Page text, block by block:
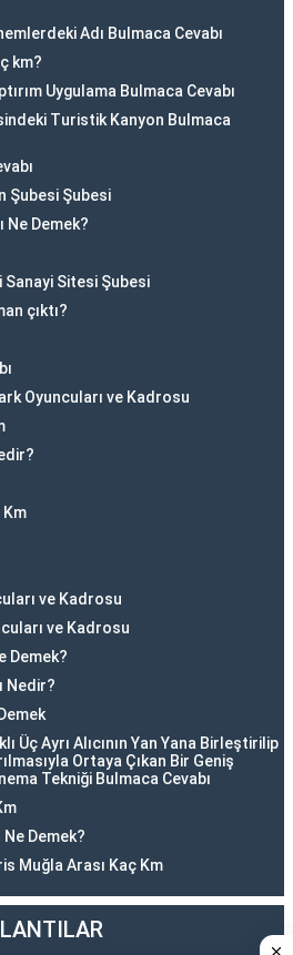
Adı Bulmaca Cevabı
km?
Uygulama Bulmaca Cevabı
Turistik Kanyon Bulmaca
Şubesi Şubesi
Ne Demek?
Sitesi Şubesi
çıktı?
Oyuncuları ve Kadrosu
Km
ve Kadrosu
ve Kadrosu
Demek?
Nedir?
Üç Ayrı Alıcının Yan Yana Birleştirilip
Ortaya Çıkan Bir Geniş
Tekniği Bulmaca Cevabı
Demek?
Muğla Arası Kaç Km